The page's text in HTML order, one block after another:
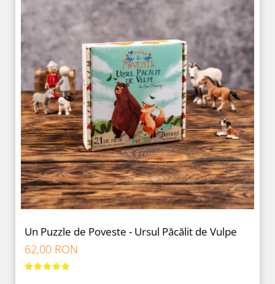
Un Puzzle de Poveste - Ursul Păcălit de Vulpe
62,00 RON